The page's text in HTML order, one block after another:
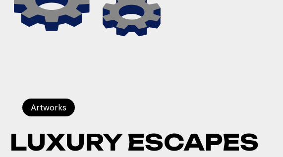
Artworks
LUXURY ESCAPES